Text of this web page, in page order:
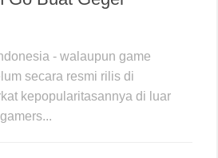
- walaupun game
secara resmi rilis di
kepopularitasannya di luar